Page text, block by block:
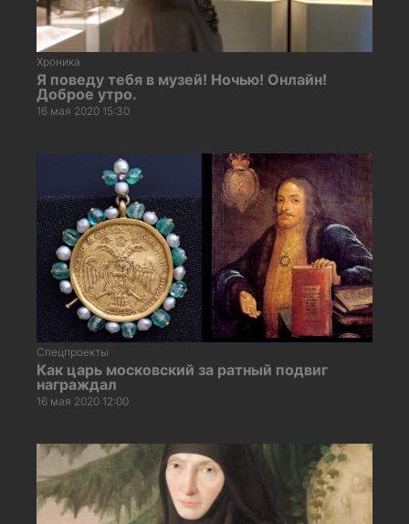
Хроника
Я поведу тебя в музей! Ночью! Онлайн!
Доброе утро.
16 мая 2020 15:30
Спецпроекты
Как царь московский за ратный подвиг
награждал
16 мая 2020 12:00